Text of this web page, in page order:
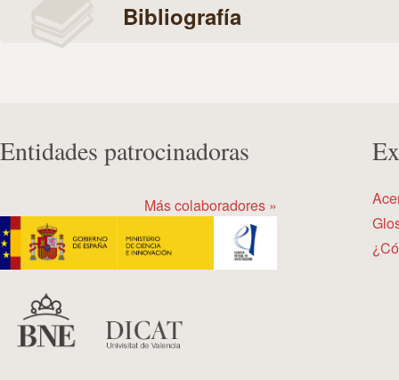
Bibliografía
Entidades patrocinadoras
Más colaboradores »